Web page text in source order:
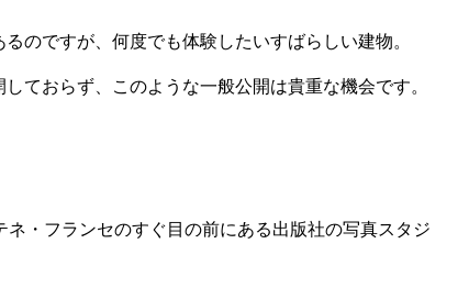
のですが、何度でも体験したいすばらしい建物。
ておらず、このような一般公開は貴重な機会です。
・フランセのすぐ目の前にある出版社の写真スタジ